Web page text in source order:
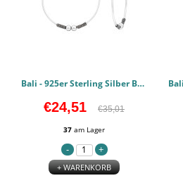
Bali - 925er Sterling Silber Bali Hoops PCJW40311
€24,51 €35,01
37 am Lager
+ WARENKORB